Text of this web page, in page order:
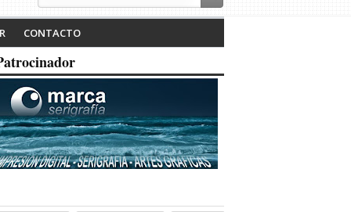
de Villanueva
por el
Calañas
pasada ruta
CONTACTO